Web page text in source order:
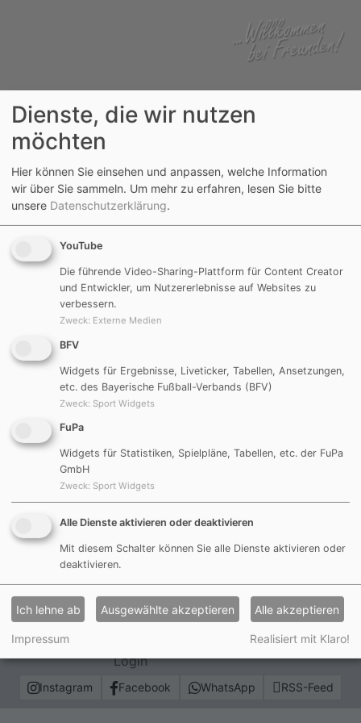
Aktuelle Seite:Verein Aktuelles
Spielabsage
21.02.2016
Spielabsage der 1. - und 2.
Wegen des schlechten Wetters wurden die Spiele
der 1./2. Mannschaft gegen den FSV Berngau
abgesagt.
Quelle: Bayerischer Fußball-Verband
21.02.2016 (RR)
Zurück
Impressum
Haftungsauschluss
Login
Instagram Facebook WhatsApp RSS-Feed
Dienste, die wir nutzen
möchten
Hier können Sie einsehen und anpassen, welche Information
wir über Sie sammeln. Um mehr zu erfahren, lesen Sie bitte
unsere Datenschutzerklärung.
YouTube
Die führende Video-Sharing-Plattform für Content Creator
und Entwickler, um Nutzererlebnisse auf Websites zu
verbessern.
Zweck: Externe Medien
BFV
Widgets für Ergebnisse, Liveticker, Tabellen, Ansetzungen,
etc. des Bayerische Fußball-Verbands (BFV)
Zweck: Sport Widgets
FuPa
Widgets für Statistiken, Spielpläne, Tabellen, etc. der FuPa
GmbH
Zweck: Sport Widgets
Alle Dienste aktivieren oder deaktivieren
Mit diesem Schalter können Sie alle Dienste aktivieren oder
deaktivieren.
Ich lehne ab Ausgewählte akzeptieren Alle akzeptieren
Impressum Realisiert mit Klaro!